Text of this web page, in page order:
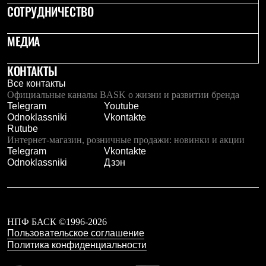
PEAK
ЗА ПОЛЯРНЫМ КРУГОМ
BASK kids
CITY
BASK juno
ИДЁМ В ПОХОД
Дневник капитана
Каталог дилеров
Компания
Баск сегодня
История
Отцы основатели
Производство
Баск в вашем городе
Технологии
Дилерам
Стать дилером
Корпоративным клиентам
Услуги
СОТРУДНИЧЕСТВО
МЕДИА
КОНТАКТЫ
Все контакты
Официальные каналы BASK о жизни и развитии бренда
Telegram
Youtube
Odnoklassniki
Vkontakte
Rutube
Интернет-магазин, розничные продажи: новинки и акции
Telegram
Vkontakte
Odnoklassniki
Дзэн
НПФ БАСК ©1996-2026
Пользовательское соглашение
Политика конфиденциальности